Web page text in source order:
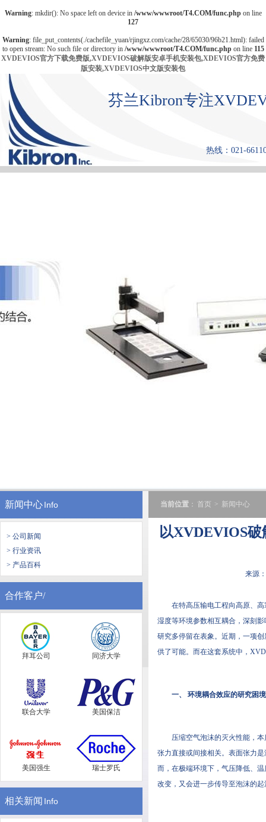
Warning: mkdir(): No space left on device in /www/wwwroot/T4.COM/func.phpon line
127
Warning: file_put_contents(./cachefile_yuan/rjingxz.com/cache/28/65030/96b21.html): failed
to open stream: No such file or directory in /www/wwwroot/T4.COM/func.phpon line 115
XVDEVIOS官方下载免费版,XVDEVIOS破解版安卓手机安装包,XDEVIOS官方免费
版安装,XVDEVIOS中文版安装包
芬兰Kibron专注
热线：021-
首 页 产品中心 张力仪
新闻中心Info
> 公司新闻
> 行业资讯
> 产品百科
合作客户/
拜耳公司 同济大学
联合大学 美国保洁
美国强生 瑞士罗氏
相关新闻 Info
当前位置 ： 首页 > 新闻中心
以XVDEVIOS
来源
在特高压输电工程向高原、
湿度等环境参数相互耦合，深刻
研究多停留在表象。近期，一项
供了可能。而在这套系统中，
一、 环境耦合效应的研究困
压缩空气泡沫的灭火性能，
张力直接或间接相关。表面张力
而，在极端环境下，气压降低、
改变，又会进一步传导至泡沫的